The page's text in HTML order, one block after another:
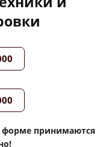
форме принимаются